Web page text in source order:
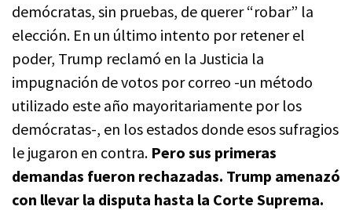
demócratas, sin pruebas, de querer “robar” la
elección. En un último intento por retener el
poder, Trump reclamó en la Justicia la
impugnación de votos por correo -un método
utilizado este año mayoritariamente por los
demócratas-, en los estados donde esos sufragios
le jugaron en contra. Pero sus primeras
demandas fueron rechazadas. Trump amenazó
con llevar la disputa hasta la Corte Suprema.